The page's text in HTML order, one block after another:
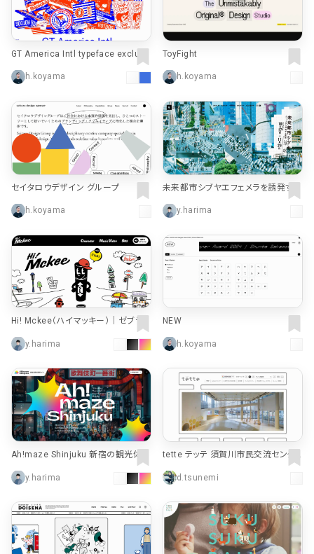
GT America Intl typeface exclusi
vely at Grilli Type — Download Fre
e Trial Fonts
h.koyama
ToyFight
h.koyama
セイタロウデザイン グループ
h.koyama
未来都市シブヤエフェメラを誘発する
y.harima
Hi! Mckee（ハイマッキー）｜ゼブラ株
y.harima
NEW
h.koyama
Ah!maze Shinjuku 新宿の観光体験
y.harima
tette テッテ 須賀川市民交流センタ
d.tsunemi